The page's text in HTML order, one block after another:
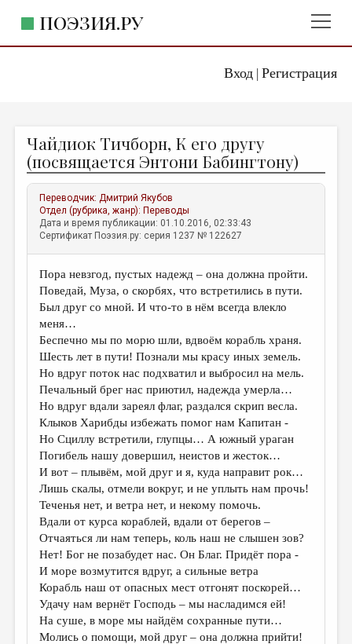
Вход| Регистрация
ПОЭЗИЯ.РУ
ЖАНРЫ
АВТОРЫ
КОММЕНТАРИИ
ЛИТСАЛОН
ПРАВИЛА САЙТА
ОТДЕЛЫ И РУБРИКИ
ИЗБРАННОЕ
ДАЙДЖЕСТ
ПРОИЗВЕДЕНИЯ
ПЕРЕВОДЫ
КОНКУРСЫ
ДЕТСКАЯ КОМНАТА
КНИЖНАЯ ПОЛКА
ОБЗОР ЛИТЕРАТУРЫ
СТРАНИЦЫ ПАМЯТИ
ОБЪЯВЛЕНИЯ
КОЛОНКА РЕДАКТОРА
Чайдиок Тичборн, К его другу
(посвящается Энтони Бабингтону)
Переводчик:Дмитрий Якубов
Отдел (рубрика, жанр): Переводы
Дата и время публикации: 01.10.2016, 02:33:43
Сертификат Поэзия.ру: серия 1237 № 122627
Пора невзгод, пустых надежд – она должна пройти.
Поведай, Муза, о скорбях, что встретились в пути.
Был друг со мной. И что-то в нём всегда влекло
меня…
Беспечно мы по морю шли, вдвоём корабль храня.
Шесть лет в пути! Познали мы красу иных земель.
Но вдруг поток нас подхватил и выбросил на мель.
Печальный брег нас приютил, надежда умерла…
Но вдруг вдали зареял флаг, раздался скрип весла.
Клыков Харибды избежать помог нам Капитан -
Но Сциллу встретили, глупцы… А южный ураган
Погибель нашу довершил, неистов и жесток…
И вот – плывём, мой друг и я, куда направит рок…
Лишь скалы, отмели вокруг, и не уплыть нам прочь!
Теченья нет, и ветра нет, и некому помочь.
Вдали от курса кораблей, вдали от берегов –
Отчаяться ли нам теперь, коль наш не слышен зов?
Нет! Бог не позабудет нас. Он Благ. Придёт пора -
И море возмутится вдруг, а сильные ветра
Корабль наш от опасных мест отгонят поскорей…
Удачу нам вернёт Господь – мы насладимся ей!
На суше, в море мы найдём сохранные пути…
Молись о помощи, мой друг – она должна прийти!